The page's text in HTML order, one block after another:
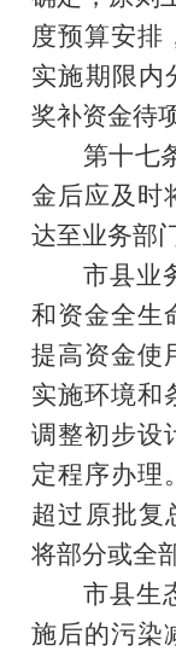
度预算安排
实施期限内
奖补资金待
第十七
金后应及时
达至业务部
市县业
和资金全生
提高资金使
实施环境和
调整初步设
定程序办理
超过原批复
将部分或全
市县生
施后的污染